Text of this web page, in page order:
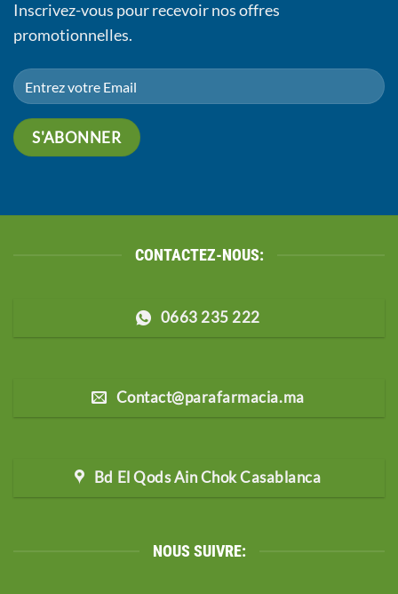
Inscrivez-vous pour recevoir nos offres
promotionnelles.
CONTACTEZ-NOUS:
0663 235 222
Contact@parafarmacia.ma
Bd El Qods Ain Chok Casablanca
NOUS SUIVRE: